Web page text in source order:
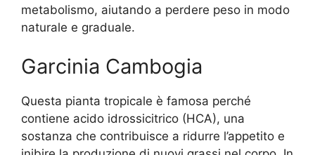
metabolismo, aiutando a perdere peso in modo
naturale e graduale.
Garcinia Cambogia
Questa pianta tropicale è famosa perché
contiene acido idrossicitrico (HCA), una
sostanza che contribuisce a ridurre l’appetito e